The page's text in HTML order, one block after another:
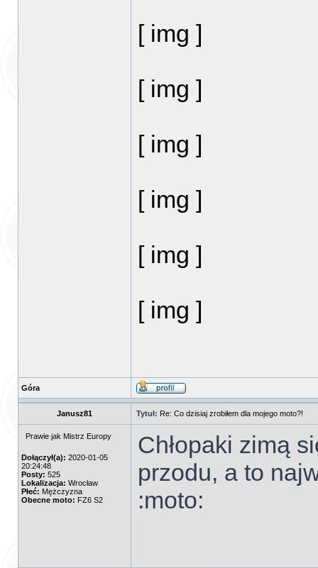
[ img ]
[ img ]
[ img ]
[ img ]
[ img ]
[ img ]
Góra
Janusz81 Tytuł: Re: Co dzisiaj zrobiłem dla mojego moto?!
Prawie jak Mistrz Europy
Dołączył(a): 2020-01-05
20:24:48
Posty: 525
Lokalizacja: Wrocław
Płeć: Mężczyzna
Obecne moto: FZ6 S2
Chłopaki zimą
przodu, a to
:moto: